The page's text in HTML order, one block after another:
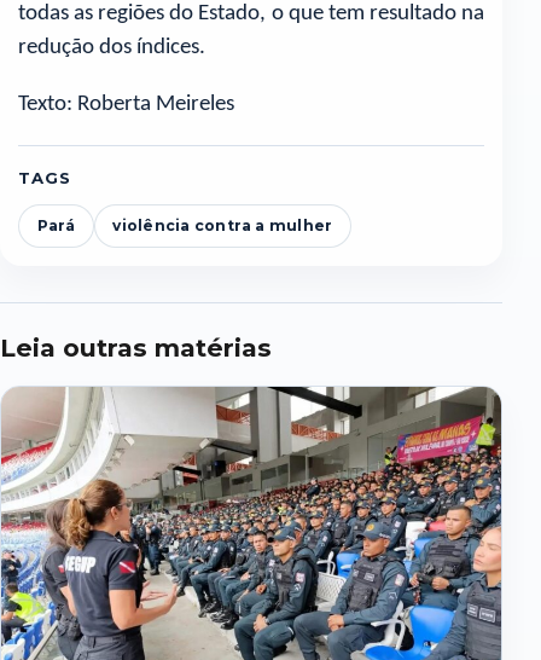
todas as regiões do Estado, o que tem resultado na
redução dos índices.
Texto: Roberta Meireles
TAGS
Pará violência contra a mulher
Leia outras matérias